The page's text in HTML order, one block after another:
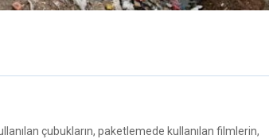
çubukların, paketlemede kullanılan filmlerin,